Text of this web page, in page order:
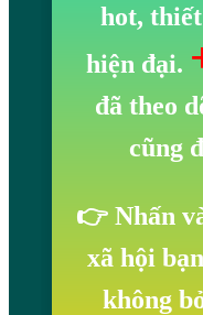
hot,
hiện đại.
đã theo
cũng
👉 Nhấn
xã hội
không